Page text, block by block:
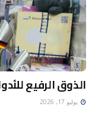
الذوق الرفيع
يوليو 17, 2026